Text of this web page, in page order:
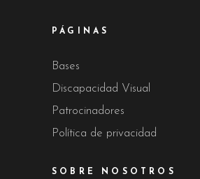
PÁGINAS
Bases
Discapacidad Visual
Patrocinadores
Política de privacidad
SOBRE NOSOTROS